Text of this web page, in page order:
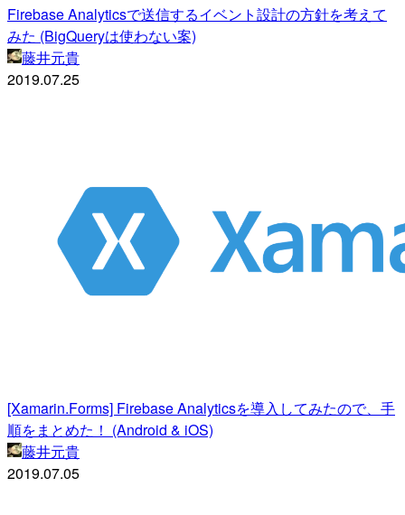
Firebase Analyticsで送信するイベント設計の方針を考えて
みた (BigQueryは使わない案)
藤井元貴
2019.07.25
[Xamarin.Forms] Firebase Analyticsを導入してみたので、手
順をまとめた！ (Android & iOS)
藤井元貴
2019.07.05